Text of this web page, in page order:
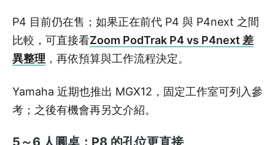
P4 目前仍在售；如果正在前代 P4 與 P4next 之間
比較，可直接看Zoom PodTrak P4 vs P4next 差
異整理 ，再依預算與工作流程決定。
Yamaha 近期也推出 MGX12，固定工作室可列入參
考；之後有機會再另文介紹。
5～6 人圓桌：P8 的孔位更直接